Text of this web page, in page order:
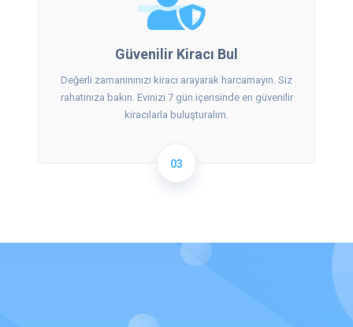
03
Güvenilir Kiracı Bul
Değerli zamanınınızı kiracı arayarak harcamayın. Siz
rahatınıza bakın. Evinizi 7 gün içerisinde en güvenilir
kiracılarla buluşturalım.